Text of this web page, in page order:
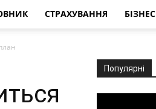
СТРАХУВАННЯ БІЗНЕС
Популярні